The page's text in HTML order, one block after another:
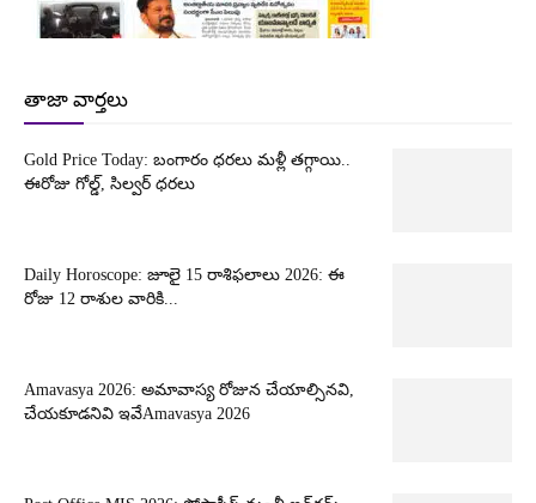
తాజా వార్తలు
Gold Price Today: బంగారం ధరలు మళ్లీ తగ్గాయి..
ఈరోజు గోల్డ్, సిల్వర్ ధరలు
Daily Horoscope: జూలై 15 రాశిఫలాలు 2026: ఈ
రోజు 12 రాశుల వారికి...
Amavasya 2026: అమావాస్య రోజున చేయాల్సినవి,
చేయకూడనివి ఇవేAmavasya 2026